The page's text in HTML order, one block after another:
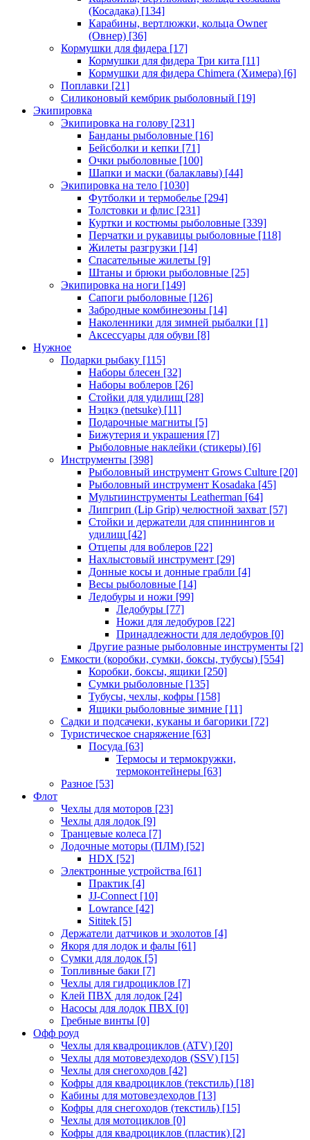
(Косадака) [134]
Карабины, вертлюжки, кольца Owner
(Овнер) [36]
Кормушки для фидера [17]
Кормушки для фидера Три кита [11]
Кормушки для фидера Chimera (Химера) [6]
Поплавки [21]
Силиконовый кембрик рыболовный [19]
Экипировка
Экипировка на голову [231]
Банданы рыболовные [16]
Бейсболки и кепки [71]
Очки рыболовные [100]
Шапки и маски (балаклавы) [44]
Экипировка на тело [1030]
Футболки и термобелье [294]
Толстовки и флис [231]
Куртки и костюмы рыболовные [339]
Перчатки и рукавицы рыболовные [118]
Жилеты разгрузки [14]
Спасательные жилеты [9]
Штаны и брюки рыболовные [25]
Экипировка на ноги [149]
Сапоги рыболовные [126]
Забродные комбинезоны [14]
Наколенники для зимней рыбалки [1]
Аксессуары для обуви [8]
Нужное
Подарки рыбаку [115]
Наборы блесен [32]
Наборы воблеров [26]
Стойки для удилищ [28]
Нэцкэ (netsuke) [11]
Подарочные магниты [5]
Бижутерия и украшения [7]
Рыболовные наклейки (стикеры) [6]
Инструменты [398]
Рыболовный инструмент Grows Culture [20]
Рыболовный инструмент Kosadaka [45]
Мультиинструменты Leatherman [64]
Липгрип (Lip Grip) челюстной захват [57]
Стойки и держатели для спиннингов и
удилищ [42]
Отцепы для воблеров [22]
Нахлыстовый инструмент [29]
Донные косы и донные грабли [4]
Весы рыболовные [14]
Ледобуры и ножи [99]
Ледобуры [77]
Ножи для ледобуров [22]
Принадлежности для ледобуров [0]
Другие разные рыболовные инструменты [2]
Емкости (коробки, сумки, боксы, тубусы) [554]
Коробки, боксы, ящики [250]
Сумки рыболовные [135]
Тубусы, чехлы, кофры [158]
Ящики рыболовные зимние [11]
Садки и подсачеки, куканы и багорики [72]
Туристическое снаряжение [63]
Посуда [63]
Термосы и термокружки,
термоконтейнеры [63]
Разное [53]
Флот
Чехлы для моторов [23]
Чехлы для лодок [9]
Транцевые колеса [7]
Лодочные моторы (ПЛМ) [52]
HDX [52]
Электронные устройства [61]
Практик [4]
JJ-Connect [10]
Lowrance [42]
Sititek [5]
Держатели датчиков и эхолотов [4]
Якоря для лодок и фалы [61]
Сумки для лодок [5]
Топливные баки [7]
Чехлы для гидроциклов [7]
Клей ПВХ для лодок [24]
Насосы для лодок ПВХ [0]
Гребные винты [0]
Офф роуд
Чехлы для квадроциклов (ATV) [20]
Чехлы для мотовездеходов (SSV) [15]
Чехлы для снегоходов [42]
Кофры для квадроциклов (текстиль) [18]
Кабины для мотовездеходов [13]
Кофры для снегоходов (текстиль) [15]
Чехлы для мотоциклов [0]
Кофры для квадроциклов (пластик) [2]